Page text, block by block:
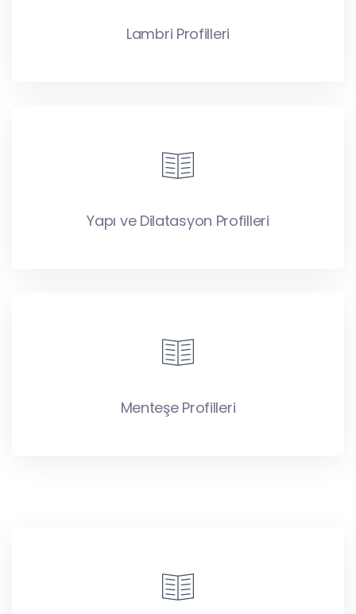
Lambri Profilleri
Yapı ve Dilatasyon Profilleri
Menteşe Profilleri